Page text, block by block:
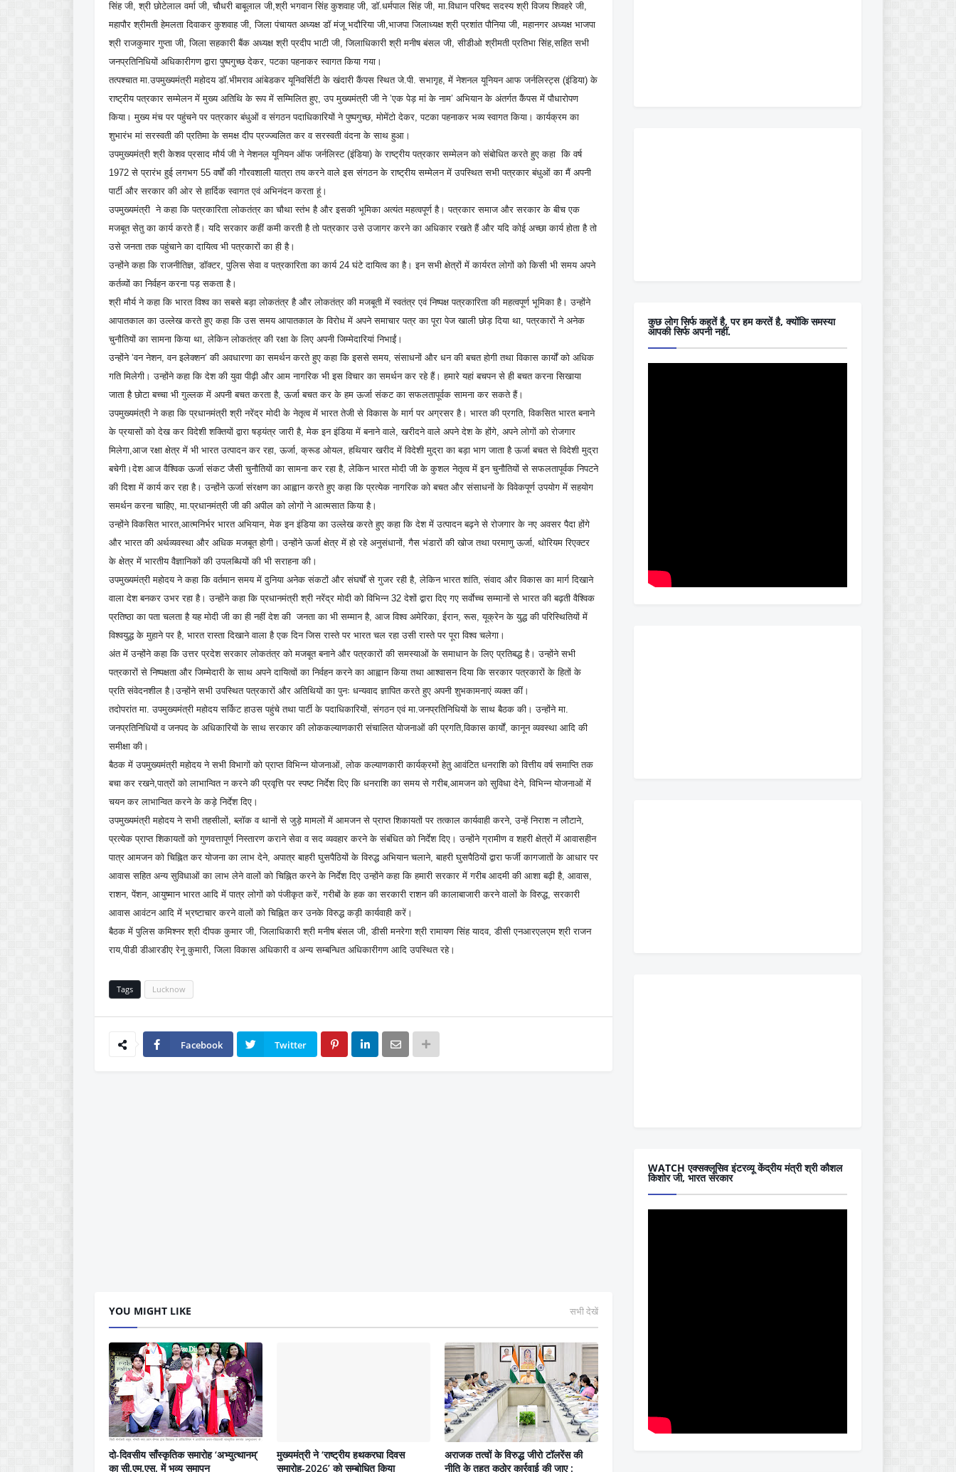
सिंह जी, श्री छोटेलाल वर्मा जी, चौधरी बाबूलाल जी,श्री भगवान सिंह कुशवाह जी, डॉ.धर्मपाल सिंह जी, मा.विधान परिषद सदस्य श्री विजय शिवहरे जी,
महापौर श्रीमती हेमलता दिवाकर कुशवाह जी, जिला पंचायत अध्यक्ष डॉ मंजू भदौरिया जी,भाजपा जिलाध्यक्ष श्री प्रशांत पौनिया जी, महानगर अध्यक्ष भाजपा
श्री राजकुमार गुप्ता जी, जिला सहकारी बैंक अध्यक्ष श्री प्रदीप भाटी जी, जिलाधिकारी श्री मनीष बंसल जी, सीडीओ श्रीमती प्रतिभा सिंह,सहित सभी
जनप्रतिनिधियों अधिकारीगण द्वारा पुष्पगुच्छ देकर, पटका पहनाकर स्वागत किया गया।
तत्पश्चात मा.उपमुख्यमंत्री महोदय डॉ.भीमराव आंबेडकर यूनिवर्सिटी के खंदारी कैंपस स्थित जे.पी. सभागृह, में नेशनल यूनियन आफ जर्नलिस्ट्स (इंडिया) के
राष्ट्रीय पत्रकार सम्मेलन में मुख्य अतिथि के रूप में सम्मिलित हुए, उप मुख्यमंत्री जी ने ’एक पेड़ मां के नाम’ अभियान के अंतर्गत कैंपस में पौधारोपण
किया। मुख्य मंच पर पहुंचने पर पत्रकार बंधुओं व संगठन पदाधिकारियों ने पुष्पगुच्छ, मोमेंटो देकर, पटका पहनाकर भव्य स्वागत किया। कार्यक्रम का
शुभारंभ मां सरस्वती की प्रतिमा के समक्ष दीप प्रज्ज्वलित कर व सरस्वती वंदना के साथ हुआ।
उपमुख्यमंत्री श्री केशव प्रसाद मौर्य जी ने नेशनल यूनियन ऑफ जर्नलिस्ट (इंडिया) के राष्ट्रीय पत्रकार सम्मेलन को संबोधित करते हुए कहा कि वर्ष
1972 से प्रारंभ हुई लगभग 55 वर्षों की गौरवशाली यात्रा तय करने वाले इस संगठन के राष्ट्रीय सम्मेलन में उपस्थित सभी पत्रकार बंधुओं का मैं अपनी
पार्टी और सरकार की ओर से हार्दिक स्वागत एवं अभिनंदन करता हूं।
उपमुख्यमंत्री ने कहा कि पत्रकारिता लोकतंत्र का चौथा स्तंभ है और इसकी भूमिका अत्यंत महत्वपूर्ण है। पत्रकार समाज और सरकार के बीच एक
मजबूत सेतु का कार्य करते हैं। यदि सरकार कहीं कमी करती है तो पत्रकार उसे उजागर करने का अधिकार रखते हैं और यदि कोई अच्छा कार्य होता है तो
उसे जनता तक पहुंचाने का दायित्व भी पत्रकारों का ही है।
उन्होंने कहा कि राजनीतिज्ञ, डॉक्टर, पुलिस सेवा व पत्रकारिता का कार्य 24 घंटे दायित्व का है। इन सभी क्षेत्रों में कार्यरत लोगों को किसी भी समय अपने
कर्तव्यों का निर्वहन करना पड़ सकता है।
श्री मौर्य ने कहा कि भारत विश्व का सबसे बड़ा लोकतंत्र है और लोकतंत्र की मजबूती में स्वतंत्र एवं निष्पक्ष पत्रकारिता की महत्वपूर्ण भूमिका है। उन्होंने
आपातकाल का उल्लेख करते हुए कहा कि उस समय आपातकाल के विरोध में अपने समाचार पत्र का पूरा पेज खाली छोड़ दिया था, पत्रकारों ने अनेक
चुनौतियों का सामना किया था, लेकिन लोकतंत्र की रक्षा के लिए अपनी जिम्मेदारियां निभाईं।
उन्होंने ‘वन नेशन, वन इलेक्शन’ की अवधारणा का समर्थन करते हुए कहा कि इससे समय, संसाधनों और धन की बचत होगी तथा विकास कार्यों को अधिक
गति मिलेगी। उन्होंने कहा कि देश की युवा पीढ़ी और आम नागरिक भी इस विचार का समर्थन कर रहे हैं। हमारे यहां बचपन से ही बचत करना सिखाया
जाता है छोटा बच्चा भी गुल्लक में अपनी बचत करता है, ऊर्जा बचत कर के हम ऊर्जा संकट का सफलतापूर्वक सामना कर सकते हैं।
उपमुख्यमंत्री ने कहा कि प्रधानमंत्री श्री नरेंद्र मोदी के नेतृत्व में भारत तेजी से विकास के मार्ग पर अग्रसर है। भारत की प्रगति, विकसित भारत बनाने
के प्रयासों को देख कर विदेशी शक्तियों द्वारा षड्यंत्र जारी है, मेक इन इंडिया में बनाने वाले, खरीदने वाले अपने देश के होंगे, अपने लोगों को रोजगार
मिलेगा,आज रक्षा क्षेत्र में भी भारत उत्पादन कर रहा, ऊर्जा, क्रूड ओयल, हथियार खरीद में विदेशी मुद्रा का बड़ा भाग जाता है ऊर्जा बचत से विदेशी मुद्रा
बचेगी।देश आज वैश्विक ऊर्जा संकट जैसी चुनौतियों का सामना कर रहा है, लेकिन भारत मोदी जी के कुशल नेतृत्व में इन चुनौतियों से सफलतापूर्वक निपटने
की दिशा में कार्य कर रहा है। उन्होंने ऊर्जा संरक्षण का आह्वान करते हुए कहा कि प्रत्येक नागरिक को बचत और संसाधनों के विवेकपूर्ण उपयोग में सहयोग
समर्थन करना चाहिए, मा.प्रधानमंत्री जी की अपील को लोगों ने आत्मसात किया है।
उन्होंने विकसित भारत,आत्मनिर्भर भारत अभियान, मेक इन इंडिया का उल्लेख करते हुए कहा कि देश में उत्पादन बढ़ने से रोजगार के नए अवसर पैदा होंगे
और भारत की अर्थव्यवस्था और अधिक मजबूत होगी। उन्होंने ऊर्जा क्षेत्र में हो रहे अनुसंधानों, गैस भंडारों की खोज तथा परमाणु ऊर्जा, थोरियम रिएक्टर
के क्षेत्र में भारतीय वैज्ञानिकों की उपलब्धियों की भी सराहना की।
उपमुख्यमंत्री महोदय ने कहा कि वर्तमान समय में दुनिया अनेक संकटों और संघर्षों से गुजर रही है, लेकिन भारत शांति, संवाद और विकास का मार्ग दिखाने
वाला देश बनकर उभर रहा है। उन्होंने कहा कि प्रधानमंत्री श्री नरेंद्र मोदी को विभिन्न 32 देशों द्वारा दिए गए सर्वाेच्च सम्मानों से भारत की बढ़ती वैश्विक
प्रतिष्ठा का पता चलता है यह मोदी जी का ही नहीं देश की जनता का भी सम्मान है, आज विश्व अमेरिका, ईरान, रूस, यूक्रेन के युद्ध की परिस्थितियों में
विश्वयुद्ध के मुहाने पर है, भारत रास्ता दिखाने वाला है एक दिन जिस रास्ते पर भारत चल रहा उसी रास्ते पर पूरा विश्व चलेगा।
अंत में उन्होंने कहा कि उत्तर प्रदेश सरकार लोकतंत्र को मजबूत बनाने और पत्रकारों की समस्याओं के समाधान के लिए प्रतिबद्ध है। उन्होंने सभी
पत्रकारों से निष्पक्षता और जिम्मेदारी के साथ अपने दायित्वों का निर्वहन करने का आह्वान किया तथा आश्वासन दिया कि सरकार पत्रकारों के हितों के
प्रति संवेदनशील है।उन्होंने सभी उपस्थित पत्रकारों और अतिथियों का पुनः धन्यवाद ज्ञापित करते हुए अपनी शुभकामनाएं व्यक्त कीं।
तदोपरांत मा. उपमुख्यमंत्री महोदय सर्किट हाउस पहुंचे तथा पार्टी के पदाधिकारियों, संगठन एवं मा.जनप्रतिनिधियों के साथ बैठक की। उन्होंने मा.
जनप्रतिनिधियों व जनपद के अधिकारियों के साथ सरकार की लोककल्याणकारी संचालित योजनाओं की प्रगति,विकास कार्यों, कानून व्यवस्था आदि की
समीक्षा की।
बैठक में उपमुख्यमंत्री महोदय ने सभी विभागों को प्राप्त विभिन्न योजनाओं, लोक कल्याणकारी कार्यक्रमों हेतु आवंटित धनराशि को वित्तीय वर्ष समाप्ति तक
बचा कर रखने,पात्रों को लाभान्वित न करने की प्रवृत्ति पर स्पष्ट निर्देश दिए कि धनराशि का समय से गरीब,आमजन को सुविधा देने, विभिन्न योजनाओं में
चयन कर लाभान्वित करने के कड़े निर्देश दिए।
उपमुख्यमंत्री महोदय ने सभी तहसीलों, ब्लॉक व थानों से जुड़े मामलों में आमजन से प्राप्त शिकायतों पर तत्काल कार्यवाही करने, उन्हें निराश न लौटाने,
प्रत्येक प्राप्त शिकायतों को गुणवत्तापूर्ण निस्तारण कराने सेवा व सद व्यवहार करने के संबंधित को निर्देश दिए। उन्होंने ग्रामीण व शहरी क्षेत्रों में आवासहीन
पात्र आमजन को चिह्नित कर योजना का लाभ देने, अपात्र बाहरी घुसपैठियों के विरुद्ध अभियान चलाने, बाहरी घुसपैठियों द्वारा फर्जी कागजातों के आधार पर
आवास सहित अन्य सुविधाओं का लाभ लेने वालों को चिह्नित करने के निर्देश दिए उन्होंने कहा कि हमारी सरकार में गरीब आदमी की आशा बढ़ी है, आवास,
राशन, पेंशन, आयुष्मान भारत आदि में पात्र लोगों को पंजीकृत करें, गरीबों के हक का सरकारी राशन की कालाबाजारी करने वालों के विरुद्ध, सरकारी
आवास आवंटन आदि में भ्रष्टाचार करने वालों को चिह्नित कर उनके विरुद्ध कड़ी कार्यवाही करें।
बैठक में पुलिस कमिश्नर श्री दीपक कुमार जी, जिलाधिकारी श्री मनीष बंसल जी, डीसी मनरेगा श्री रामायण सिंह यादव, डीसी एनआरएलएम श्री राजन
राय,पीडी डीआरडीए रेनू कुमारी, जिला विकास अधिकारी व अन्य सम्बन्धित अधिकारीगण आदि उपस्थित रहे।
Tags Lucknow
Facebook Twitter
YOU MIGHT LIKE सभी देखें
दो-दिवसीय साँस्कृतिक समारोह ‘अभ्युत्थानम्’
का सी.एम.एस. में भव्य समापन
मुख्यमंत्री ने ‘राष्ट्रीय हथकरघा दिवस
समारोह-2026’ को सम्बोधित किया
अराजक तत्वों के विरुद्ध जीरो टॉलरेंस की
नीति के तहत कठोर कार्रवाई की जाए :
कुछ लोग सिर्फ कहतें है, पर हम करतें है, क्योंकि समस्या
आपकी सिर्फ अपनी नहीं.
WATCH एक्सक्लूसिव इंटरव्यू केंद्रीय मंत्री श्री कौशल
किशोर जी, भारत सरकार